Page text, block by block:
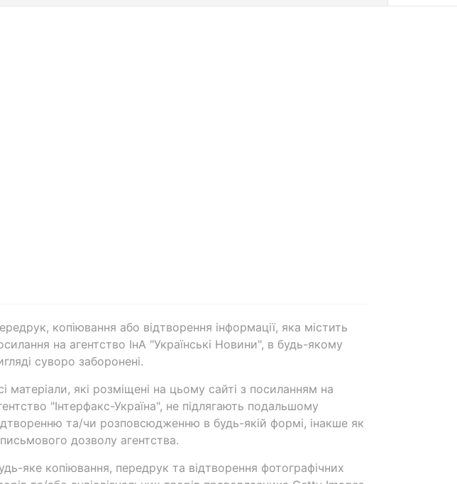
копіювання або відтворення інформації, яка містить
на агентство ІнА "Українські Новини", в будь-якому
суворо заборонені.
матеріали, які розміщені на цьому сайті з посиланням на
"Інтерфакс-Україна", не підлягають подальшому
та/чи розповсюдженню в будь-якій формі, інакше як
дозволу агентства.
яке копіювання, передрук та відтворення фотографічних